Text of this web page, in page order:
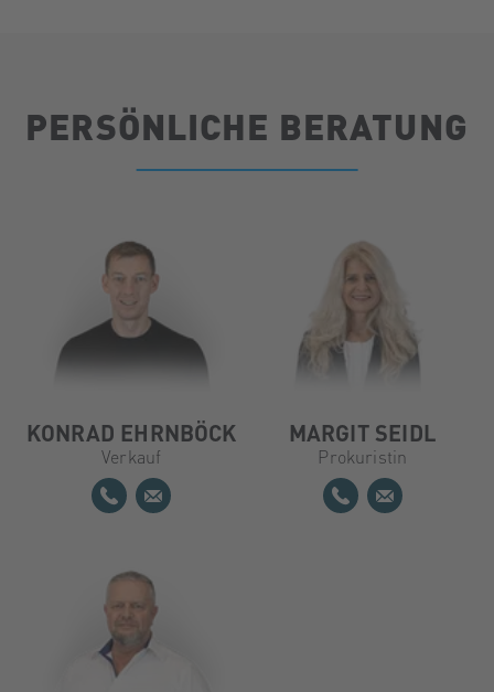
PERSÖNLICHE BERATUNG
KONRAD EHRNBÖCK
Verkauf
MARGIT SEIDL
Prokuristin